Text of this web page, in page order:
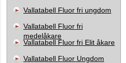
Vallatabell Fluor fri ungdom
Vallatabell Fluor fri
medelåkare
Vallatabell Fluor fri Elit åkare
Vallatabell Fluor Ungdom